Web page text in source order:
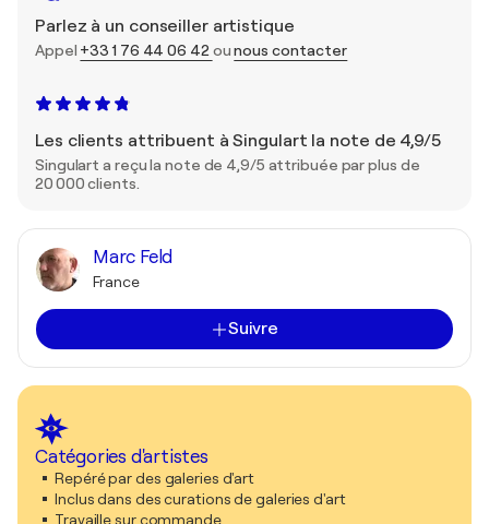
Parlez à un conseiller artistique
Appel +33 1 76 44 06 42ounous contacter
Les clients attribuent à Singulart la note de 4,9/5
Singulart a reçu la note de 4,9/5 attribuée par plus de
20 000 clients.
Marc Feld
France
Suivre
Catégories d'artistes
Repéré par des galeries d'art
Inclus dans des curations de galeries d'art
Travaille sur commande